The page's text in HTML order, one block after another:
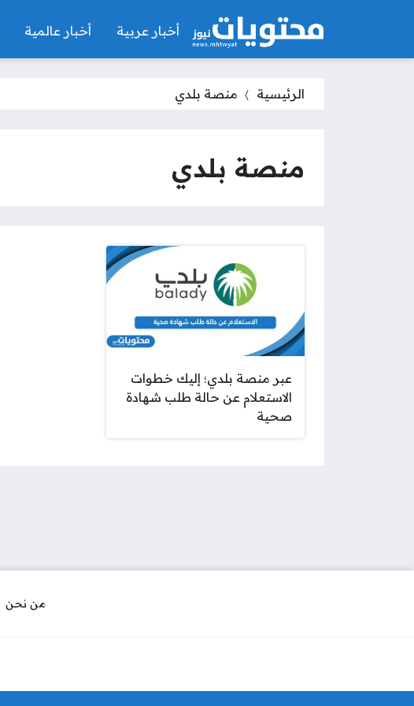
أخبار عربية أخبار عالمية
الرئيسية منصة بلدي
منصة بلدي
عبر منصة بلدي؛ إليك خطوات
الاستعلام عن حالة طلب شهادة
صحية
من نحن